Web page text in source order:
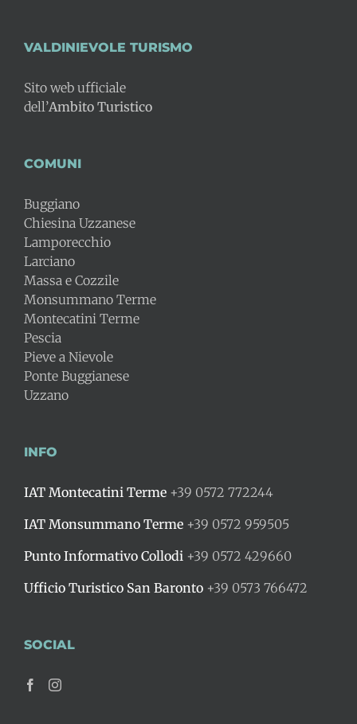
VALDINIEVOLE TURISMO
Sito web ufficiale
dell’Ambito Turistico
COMUNI
Buggiano
Chiesina Uzzanese
Lamporecchio
Larciano
Massa e Cozzile
Monsummano Terme
Montecatini Terme
Pescia
Pieve a Nievole
Ponte Buggianese
Uzzano
INFO
IAT Montecatini Terme +39 0572 772244
IAT Monsummano Terme +39 0572 959505
Punto Informativo Collodi +39 0572 429660
Ufficio Turistico San Baronto +39 0573 766472
SOCIAL